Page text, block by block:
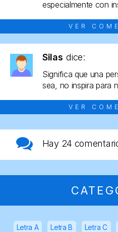
especialmente con
VER
Silas dice:
Significa que una
sea, no inspira para
VER
Hay 24
Letra A Letra B Letra C